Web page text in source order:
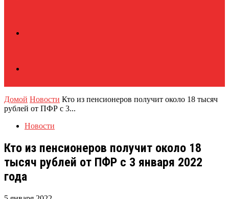
Домой Новости Кто из пенсионеров получит около 18 тысяч
рублей от ПФР с 3...
Новости
Кто из пенсионеров получит около 18
тысяч рублей от ПФР с 3 января 2022
года